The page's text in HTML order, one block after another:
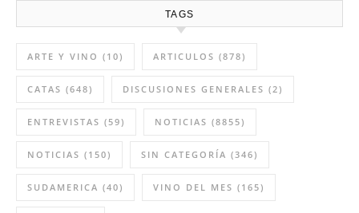
TAGS
ARTE Y VINO (10) ARTICULOS (878)
CATAS (648) DISCUSIONES GENERALES (2)
ENTREVISTAS (59) NOTICIAS (8855)
NOTICIAS (150) SIN CATEGORÍA (346)
SUDAMERICA (40) VINO DEL MES (165)